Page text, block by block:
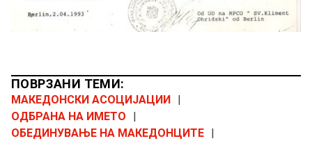
ПОВРЗАНИ ТЕМИ:
МАКЕДОНСКИ АСОЦИЈАЦИИ
ОДБРАНА НА ИМЕТО
ОБЕДИНУВАЊЕ НА МАКЕДОНЦИТЕ